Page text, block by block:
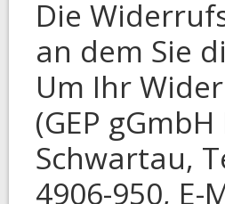
Die
an dem Sie
Um Ihr
(GEP
Schwartau,
4906-950, E-